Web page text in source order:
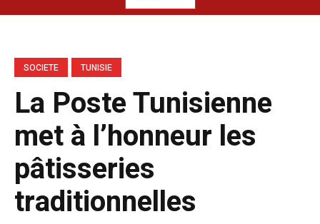
SOCIETE TUNISIE
La Poste Tunisienne
met à l’honneur les
pâtisseries
traditionnelles